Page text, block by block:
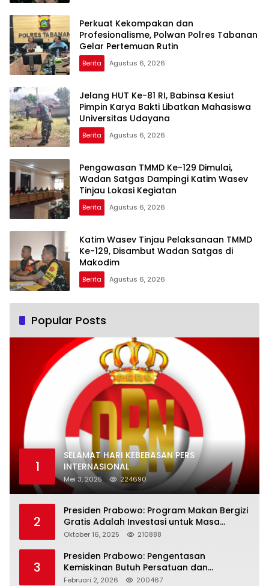
Perkuat Kekompakan dan
Profesionalisme, Polwan Polres Tabanan
Gelar Pertemuan Rutin
Berita Agustus 6, 2026
Jelang HUT Ke-81 RI, Babinsa Kesiut
Pimpin Karya Bakti Libatkan Mahasiswa
Universitas Udayana
Berita Agustus 6, 2026
Pengawasan TMMD Ke-129 Dimulai,
Wadan Satgas Dampingi Katim Wasev
Tinjau Lokasi Kegiatan
Berita Agustus 6, 2026
Katim Wasev Tinjau Pelaksanaan TMMD
Ke-129, Disambut Wadan Satgas di
Makodim
Berita Agustus 6, 2026
Popular Posts
1
SELAMAT HARI KEBEBASAN PERS
INTERNASIONAL
Mei 3, 2025 224690
2
Presiden Prabowo: Program Makan Bergizi
Gratis Adalah Investasi untuk Masa
Depan Bangsa
Oktober 16, 2025 210888
3
Presiden Prabowo: Pengentasan
Kemiskinan Butuh Persatuan dan
Kepemimpinan yang Bertanggung Jawab
Februari 2, 2026 200467